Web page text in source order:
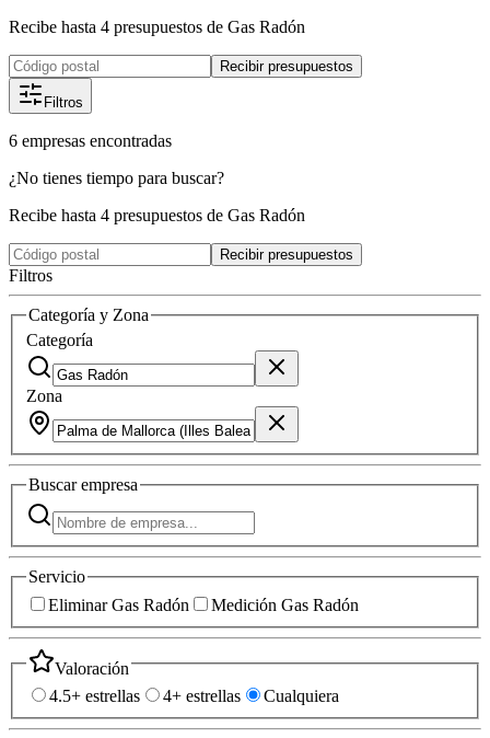
Recibe hasta 4 presupuestos de Gas Radón
Recibir presupuestos
Filtros
6 empresas encontradas
¿No tienes tiempo para buscar?
Recibe hasta 4 presupuestos de Gas Radón
Recibir presupuestos
Filtros
Categoría y Zona
Categoría
Zona
Buscarempresa
Servicio
Eliminar Gas Radón
Medición Gas Radón
Valoración
4.5+ estrellas
4+ estrellas Cualquiera